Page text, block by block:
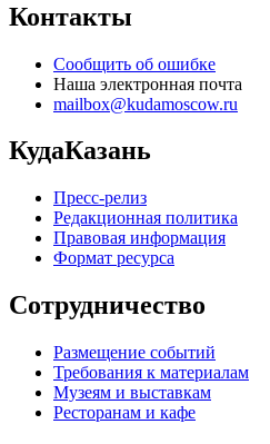
Контакты
Сообщить об ошибке
Наша электронная почта
mailbox@kudamoscow.ru
КудаКазань
Пресс-релиз
Редакционная политика
Правовая информация
Формат ресурса
Сотрудничество
Размещение событий
Требования к материалам
Музеям и выставкам
Ресторанам и кафе